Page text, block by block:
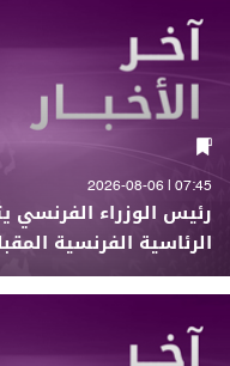
07:45 | 2026-08-06
رئيس الوزراء الفرنسي
الرئاسية الفرنسية